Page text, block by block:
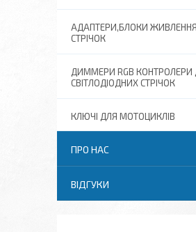
АДАПТЕРИ,БЛОКИ ЖИВЛЕННЯ
СТРІЧОК
ДИММЕРИ RGB КОНТРОЛЕРИ
СВІТЛОДІОДНИХ СТРІЧОК
КЛЮЧІ ДЛЯ МОТОЦИКЛІВ
ПРО НАС
ВІДГУКИ